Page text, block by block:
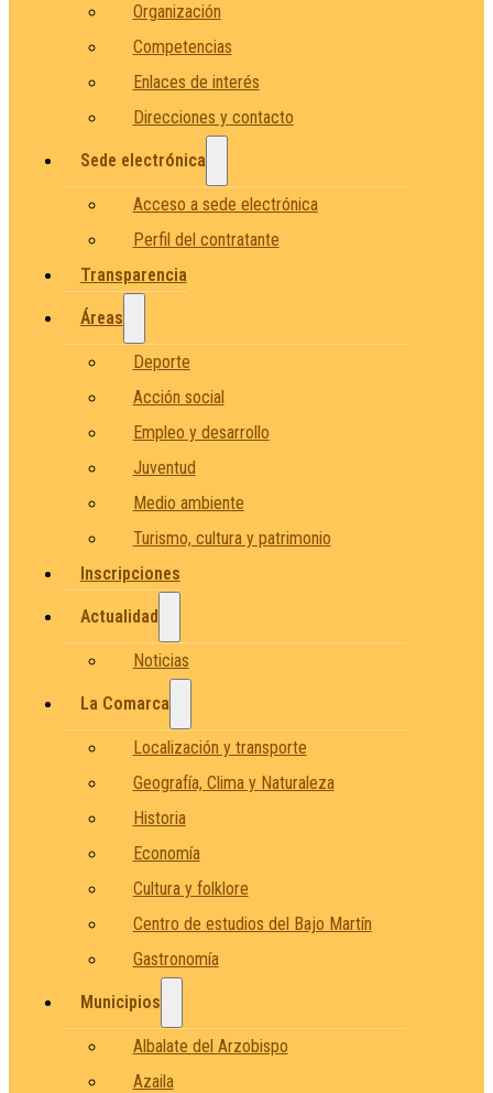
Organización
Competencias
Enlaces de interés
Direcciones y contacto
Sede electrónica
Acceso a sede electrónica
Perfil del contratante
Transparencia
Áreas
Deporte
Acción social
Empleo y desarrollo
Juventud
Medio ambiente
Turismo, cultura y patrimonio
Inscripciones
Actualidad
Noticias
La Comarca
Localización y transporte
Geografía, Clima y Naturaleza
Historia
Economía
Cultura y folklore
Centro de estudios del Bajo Martín
Gastronomía
Municipios
Albalate del Arzobispo
Azaila